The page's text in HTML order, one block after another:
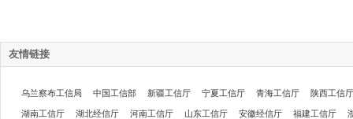
友情链接
乌兰察布工信局 中国工信部 新疆工信厅 宁夏工信厅 青海工信厅 陕西工信厅
湖南工信厅 湖北经信厅 河南工信厅 山东工信厅 安徽经信厅 福建工信厅